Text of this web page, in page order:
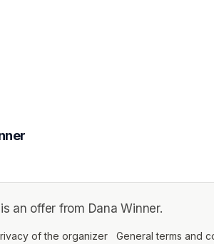
an offer from Dana Winner.
a new tab)
of the organizer (opens in a new tab)
General terms and